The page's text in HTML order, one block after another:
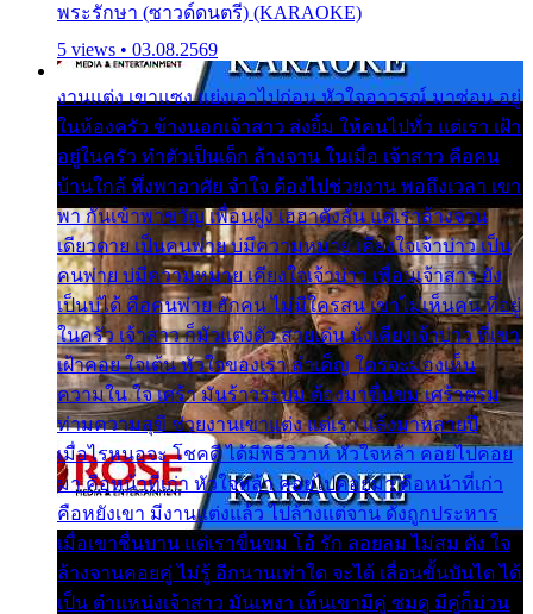
พระรักษา (ซาวด์ดนตรี) (KARAOKE)
5 views • 03.08.2569
งานแต่ง เขาแซง แย่งเอาไปก่อน หัวใจอาวรณ์ มาซ่อน อยู่
ในห้องครัว ข้างนอกเจ้าสาว ส่งยิ้ม ให้คนไปทั่ว แต่เรา เฝ้า
อยู่ในครัว ทำตัวเป็นเด็ก ล้างจาน ในเมื่อ เจ้าสาว คือคน
บ้านใกล้ พึ่งพาอาศัย จำใจ ต้องไปช่วยงาน พอถึงเวลา เขา
พา กันเข้าพาขวัญ เพื่อนฝูง เฮฮาดังลั่น แต่เราล้างจาน
เดียวดาย เป็นคนพ่าย บ่มีความหมาย เคียงใจเจ้าบ่าว เป็น
คนพ่าย บ่มีความหมาย เคียงใจเจ้าบ่าว เพื่อนเจ้าสาว ยัง
เป็นบ่ได้ คือคนพ่าย ฮักคน ไม่มีใครสน เขาไม่เห็นคน ที่อยู่
ในครัว เจ้าสาว ก็มัวแต่งตัว สวยเด่น นั่งเคียงเจ้าบ่าว ที่เขา
เฝ้าคอย ใจเต้น หัวใจของเรา ลำเค็ญ ใครจะมองเห็น
ความใน ใจ เศร้า มันร้าวระบม ต้องมาขื่นขม เศร้าตรม
ท่ามความสุขี ช่วยงานเขาแต่ง แต่เรา แล้งมาหลายปี
เมื่อไรหนอจะ โชคดี ได้มีพิธีวิวาห์ หัวใจหล้า คอยไปคอย
มา คือหน้าที่เก่า หัวใจหล้า คอยไปคอยมา คือหน้าที่เก่า
คือหยังเขา มีงานแต่งแล้ว ไปล้างแต่จาน ดั่งถูกประหาร
เมื่อเขาชื่นบาน แต่เราขื่นขม โอ้ รัก ลอยลม ไม่สม ดัง ใจ
ล้างจานคอยคู่ ไม่รู้ อีกนานเท่าใด จะได้ เลื่อนขั้นบันได ได้
เป็น ตำแหน่งเจ้าสาว มันเหงา เห็นเขามีคู่ ซมดู มีคู่ก็ม่วน